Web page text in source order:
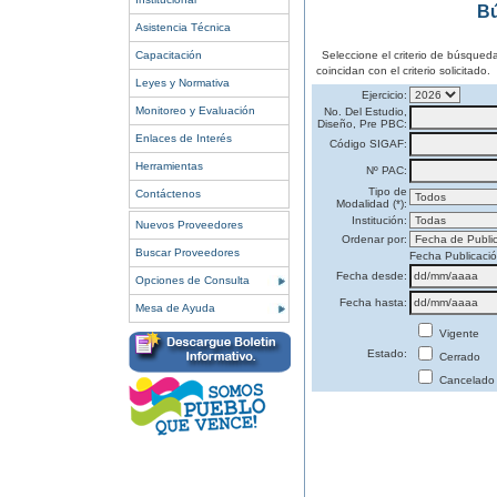
Asistencia Técnica
Capacitación
Leyes y Normativa
Monitoreo y Evaluación
Enlaces de Interés
Herramientas
Contáctenos
Nuevos Proveedores
Buscar Proveedores
Opciones de Consulta
Mesa de Ayuda
Seleccione el criterio de
coincidan con el criterio solicitado.
Ejercicio:
No. Del Estudio,
Diseño, Pre PBC:
Código SIGAF:
Nº PAC:
Tipo de
Modalidad (*):
Institución:
Ordenar por:
Fecha
Fecha desde:
Fecha hasta:
Estado:
Vigente
Cerrado
Cancelado